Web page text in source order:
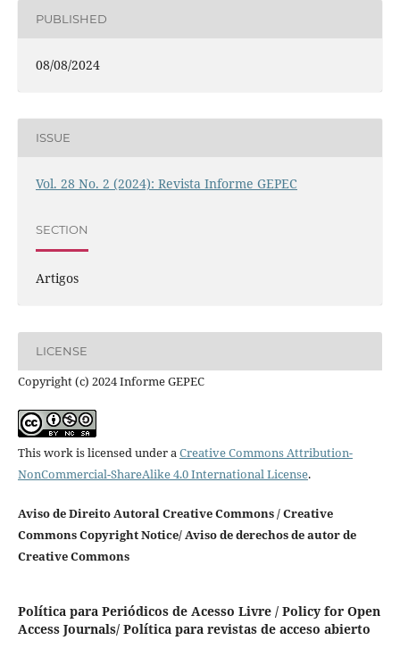
PUBLISHED
08/08/2024
ISSUE
Vol. 28 No. 2 (2024): Revista Informe GEPEC
SECTION
Artigos
LICENSE
Copyright (c) 2024 Informe GEPEC
This work is licensed under aCreative Commons Attribution-
NonCommercial-ShareAlike 4.0 International License.
Aviso de Direito Autoral Creative Commons / Creative
Commons Copyright Notice/ Aviso de derechos de autor de
Creative Commons
Política para Periódicos de Acesso Livre / Policy for Open
Access Journals/ Política para revistas de acceso abierto